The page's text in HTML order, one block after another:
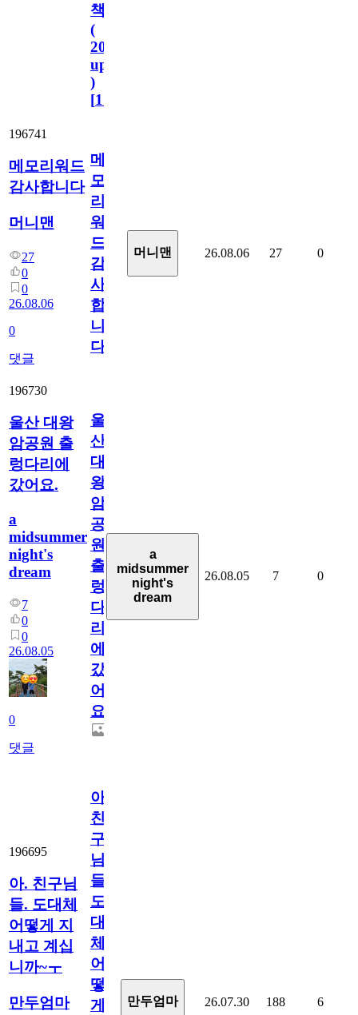
책
(
2023.11.1
update
)
[110
196741
메모리워드
감사합니다
머니맨
27
0
0
26.08.06
0
댓글
메
모
리
워
드
감
사
합
니
다
머니맨 26.08.06 27 0
196730
울산 대왕
암공원 출
렁다리에
갔어요.
a
midsummer
night's
dream
7
0
0
26.08.05
0
댓글
울
산
대
왕
암
공
원
출
렁
다
리
에
갔
어
요.
a
midsummer
night's
dream
26.08.05 7 0
196695
아. 친구님
들. 도대체
어떻게 지
내고 계십
니까~ㅜ
만두엄마
아.
친
구
님
들.
도
대
체
어
떻
게
만두엄마 26.07.30 188 6